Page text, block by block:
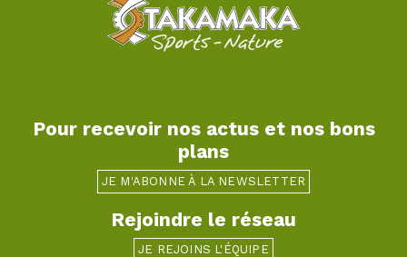
Pour recevoir nos actus et nos bons
plans
JE M'ABONNE À LA NEWSLETTER
Rejoindre le réseau
JE REJOINS L'ÉQUIPE